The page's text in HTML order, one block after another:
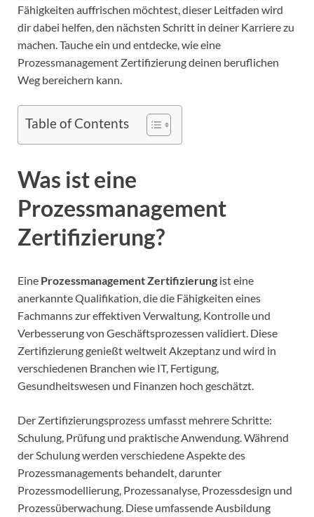
Fähigkeiten auffrischen möchtest, dieser Leitfaden wird
dir dabei helfen, den nächsten Schritt in deiner Karriere zu
machen. Tauche ein und entdecke, wie eine
Prozessmanagement Zertifizierung deinen beruflichen
Weg bereichern kann.
Table of Contents
Was ist eine
Prozessmanagement
Zertifizierung?
Eine Prozessmanagement Zertifizierung ist eine
anerkannte Qualifikation, die die Fähigkeiten eines
Fachmanns zur effektiven Verwaltung, Kontrolle und
Verbesserung von Geschäftsprozessen validiert. Diese
Zertifizierung genießt weltweit Akzeptanz und wird in
verschiedenen Branchen wie IT, Fertigung,
Gesundheitswesen und Finanzen hoch geschätzt.
Der Zertifizierungsprozess umfasst mehrere Schritte:
Schulung, Prüfung und praktische Anwendung. Während
der Schulung werden verschiedene Aspekte des
Prozessmanagements behandelt, darunter
Prozessmodellierung, Prozessanalyse, Prozessdesign und
Prozessüberwachung. Diese umfassende Ausbildung